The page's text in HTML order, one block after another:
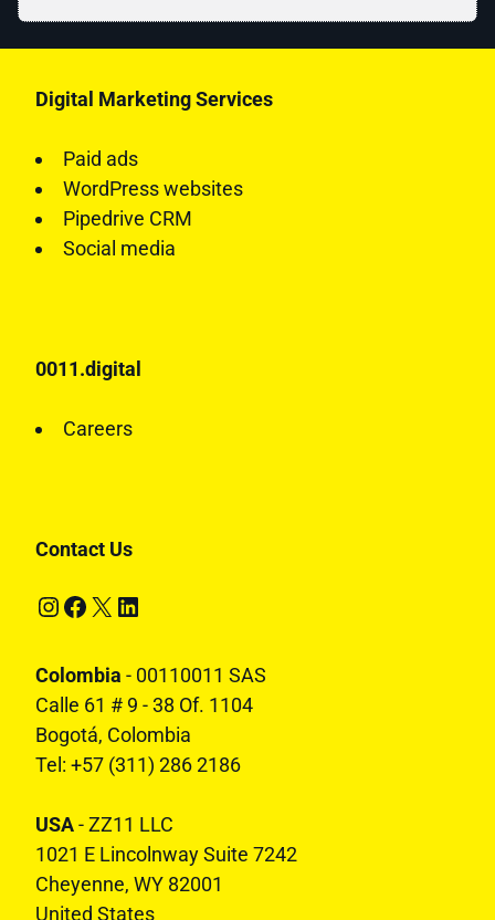
Digital Marketing Services
Paid ads
WordPress websites
Pipedrive CRM
Social media
0011.digital
Careers
Contact Us
Instagram
Facebook
X LinkedIn
Colombia - 00110011 SAS
Calle 61 # 9 - 38 Of. 1104
Bogotá, Colombia
Tel: +57 (311) 286 2186
USA- ZZ11 LLC
1021 E Lincolnway Suite 7242
Cheyenne, WY 82001
United States